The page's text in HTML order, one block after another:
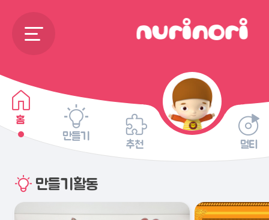
홈
만들기
추천 멀티
만들기활동